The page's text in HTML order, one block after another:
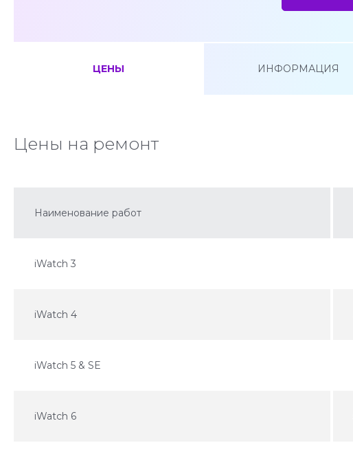
ЦЕНЫ ИНФОРМАЦИЯ
Цены на ремонт
Наименование работ
iWatch 3
iWatch 4
iWatch 5 & SE
iWatch 6